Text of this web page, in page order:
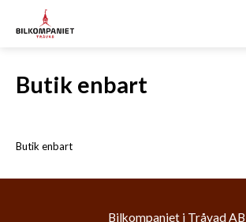
Butik enbart
Butik enbart
Bilkompaniet i Tråvad AB